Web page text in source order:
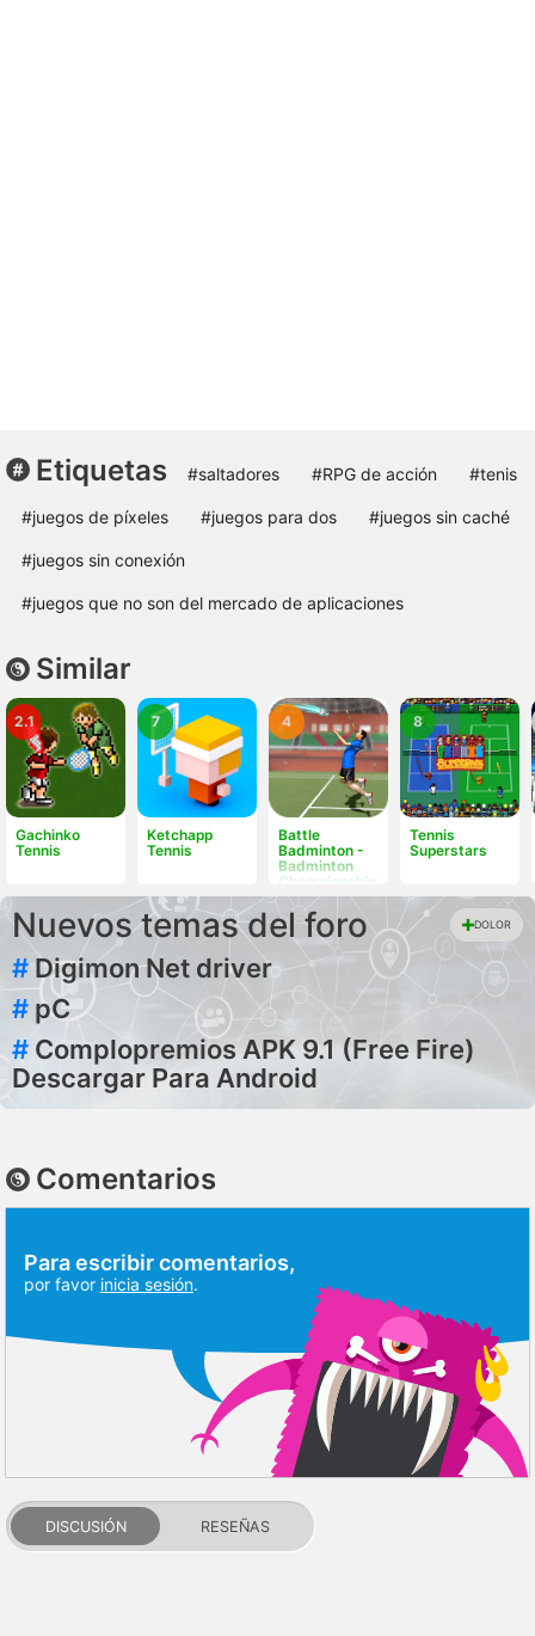
Etiquetas #saltadores #RPG de acción #tenis
#juegos de píxeles #juegos para dos #juegos sin caché
#juegos sin conexión
#juegos que no son del mercado de aplicaciones
Similar
Gachinko
Tennis
2.1
Ketchapp
Tennis
7
Battle
Badminton -
Badminton
Championship
4
Tennis
Superstars
8
Nuevos temas del foro DOLOR
# Digimon Net driver
# pC
# Complopremios APK 9.1 (Free Fire)
Descargar Para Android
Comentarios
Para escribir comentarios,
por favor inicia sesión.
DISCUSIÓN RESEÑAS